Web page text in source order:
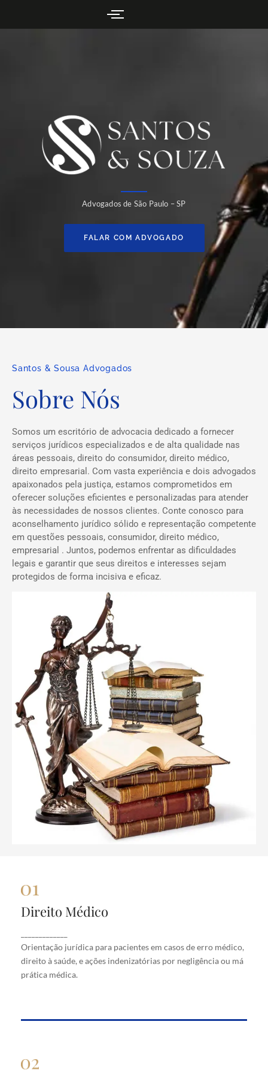
Advogados de São Paulo – SP
FALAR COM ADVOGADO
Santos & Sousa Advogados
Sobre Nós
Somos um escritório de advocacia dedicado a fornecer
serviços jurídicos especializados e de alta qualidade nas
áreas pessoais, direito do consumidor, direito médico,
direito empresarial. Com vasta experiência e dois advogados
apaixonados pela justiça, estamos comprometidos em
oferecer soluções eficientes e personalizadas para atender
às necessidades de nossos clientes. Conte conosco para
aconselhamento jurídico sólido e representação competente
em questões pessoais, consumidor, direito médico,
empresarial . Juntos, podemos enfrentar as dificuldades
legais e garantir que seus direitos e interesses sejam
protegidos de forma incisiva e eficaz.
Direito Médico
Orientação jurídica para pacientes em casos de erro médico,
direito à saúde, e ações indenizatórias por negligência ou má
prática médica.
Direito Médico
erro médico, direito à saúde, e ações indenizatórias
por negligência ou má prática médica.